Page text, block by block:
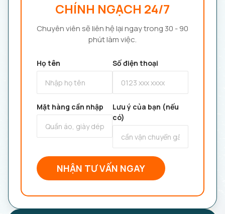
CHÍNH NGẠCH 24/7
Chuyên viên sẽ liên hệ lại ngay trong 30 - 90
phút làm việc.
Họ tên Số điện thoại
Mặt hàng cần nhập
Lưu ý của bạn (nếu
có)
NHẬN TƯ VẤN NGAY